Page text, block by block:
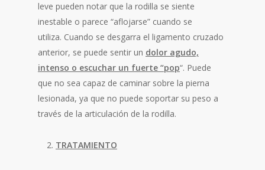
leve pueden notar que la rodilla se siente
inestable o parece “aflojarse” cuando se
utiliza. Cuando se desgarra el ligamento cruzado
anterior, se puede sentir un dolor agudo,
intenso o escuchar un fuerte “pop“. Puede
que no sea capaz de caminar sobre la pierna
lesionada, ya que no puede soportar su peso a
través de la articulación de la rodilla.
TRATAMIENTO